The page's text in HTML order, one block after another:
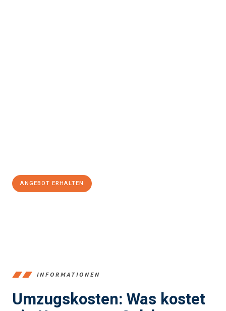
ANGEBOT ERHALTEN
INFORMATIONEN
Umzugskosten: Was kostet